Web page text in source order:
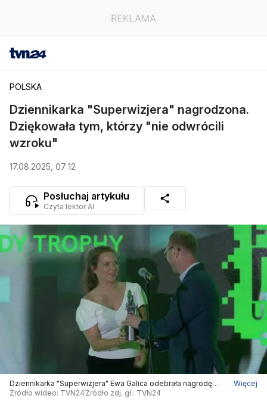
POLSKA
Dziennikarka "Superwizjera" nagrodzona.
Dziękowała tym, którzy "nie odwrócili
wzroku"
17.08.2025, 07:12
Posłuchaj artykułu
Czyta lektor AI
Dziennikarka "Superwizjera" Ewa Galica odebrała nagrodę
za dokument "Krwawe Trofeum"
Więcej
Źródło wideo: TVN24Źródło zdj. gł.: TVN24